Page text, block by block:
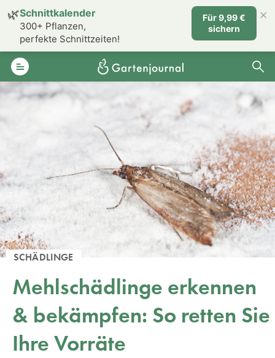
SCHÄDLINGE
Mehlschädlinge erkennen
& bekämpfen: So retten Sie
Ihre Vorräte
🌿Schnittkalender
300+ Pflanzen,
perfekte Schnittzeiten!
Für 9,99 €
sichern
×